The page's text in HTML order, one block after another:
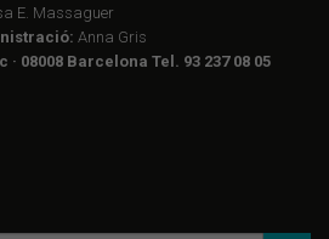
E. Massaguer
Anna Gris
08008 Barcelona Tel. 93 237 08 05